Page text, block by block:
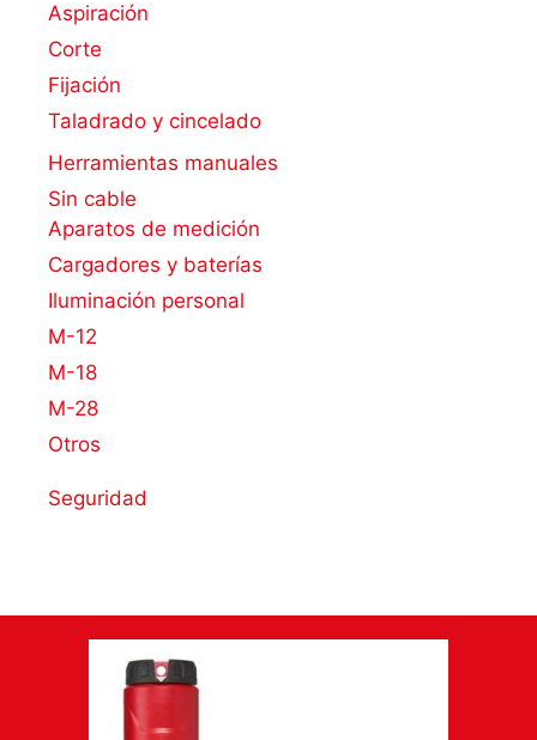
Aspiración
Corte
Fijación
Taladrado y cincelado
Herramientas manuales
Sin cable
Aparatos de medición
Cargadores y baterías
Iluminación personal
M-12
M-18
M-28
Otros
Seguridad